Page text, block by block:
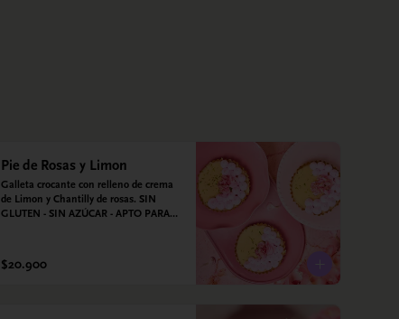
Pie de Rosas y Limon
Galleta crocante con relleno de crema
de Limon y Chantilly de rosas. SIN
GLUTEN - SIN AZÚCAR - APTO PARA
$20.900